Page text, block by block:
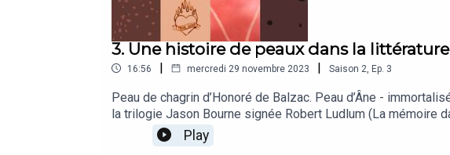
3. Une histoire de peaux dans la littérature
16:56 | mercredi 29 novembre 2023 | Saison 2 Ep. 3
Peau de chagrin d’Honoré de Balzac. Peau d’Âne -
la trilogie Jason Bourne signée Robert Ludlum (La mémoire
masques blancs, analyse frontale et autobiographique
références à la peau et même aux peaux car ce thème,
Play